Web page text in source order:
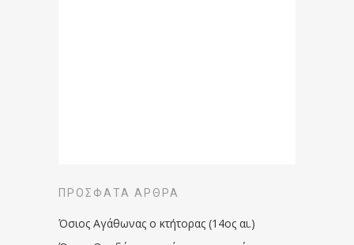
ΠΡΌΣΦΑΤΑ ΆΡΘΡΑ
Όσιος Αγάθωνας ο κτήτορας (14ος αι.)